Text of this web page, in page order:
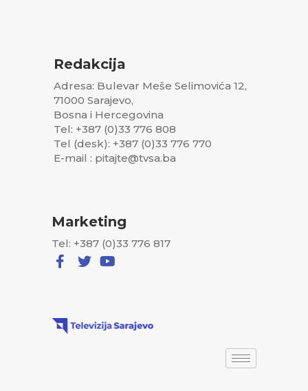
Redakcija
Adresa: Bulevar Meše Selimovića 12,
71000 Sarajevo,
Bosna i Hercegovina
Tel: +387 (0)33 776 808
Tel (desk): +387 (0)33 776 770
E-mail : pitajte@tvsa.ba
Marketing
Tel: +387 (0)33 776 817